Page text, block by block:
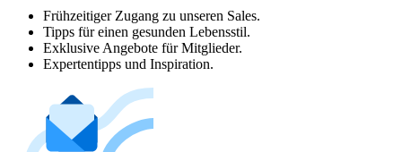
Frühzeitiger Zugang zu unseren Sales.
Tipps für einen gesunden Lebensstil.
Exklusive Angebote für Mitglieder.
Expertentipps und Inspiration.